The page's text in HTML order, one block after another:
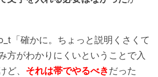
「確かに。ちょっと説明くさくて
方がわかりにくいということで入
ど、 それは帯でやるべきだった